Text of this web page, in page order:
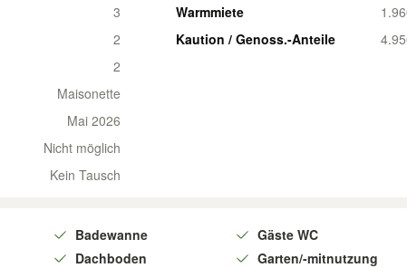
3
2
2
Maisonette
Mai 2026
Nicht möglich
Kein Tausch
Warmmiete
Kaution / Genoss.-Anteile
Badewanne
Gäste WC
Dachboden
Garten/-mitnutzung